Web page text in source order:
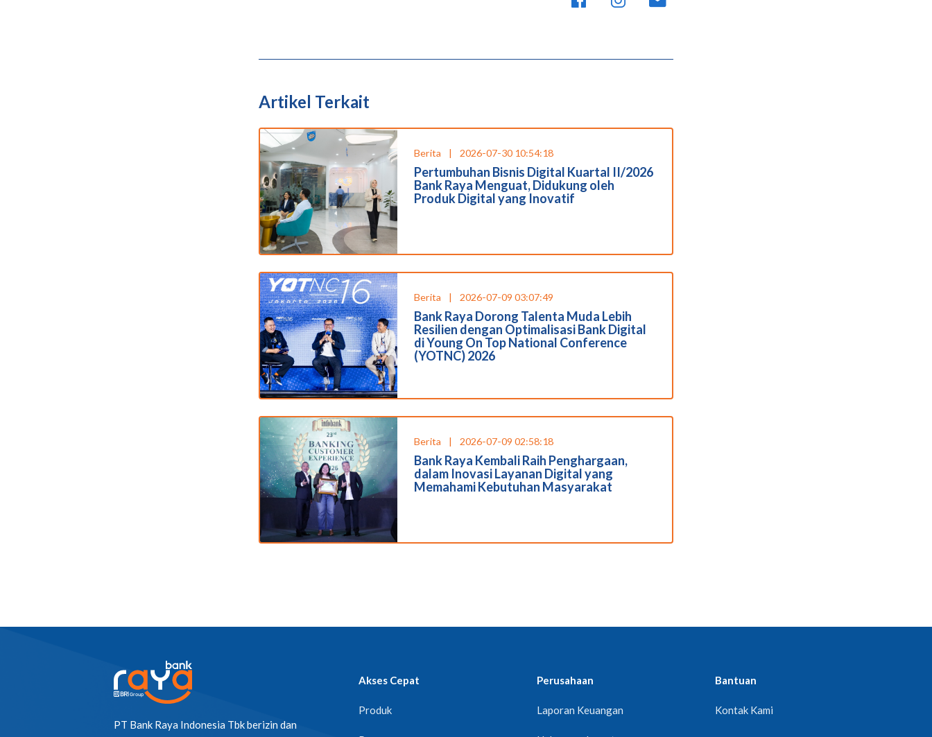
Artikel Terkait
Berita | 2026-07-30 10:54:18
Pertumbuhan Bisnis Digital Kuartal II/2026
Bank Raya Menguat, Didukung oleh
Produk Digital yang Inovatif
Berita | 2026-07-09 03:07:49
Bank Raya Dorong Talenta Muda Lebih
Resilien dengan Optimalisasi Bank Digital
di Young On Top National Conference
(YOTNC) 2026
Berita | 2026-07-09 02:58:18
Bank Raya Kembali Raih Penghargaan,
dalam Inovasi Layanan Digital yang
Memahami Kebutuhan Masyarakat
PT Bank Raya Indonesia Tbk berizin dan
Akses Cepat
Produk
Perusahaan
Laporan Keuangan
Bantuan
Kontak Kami